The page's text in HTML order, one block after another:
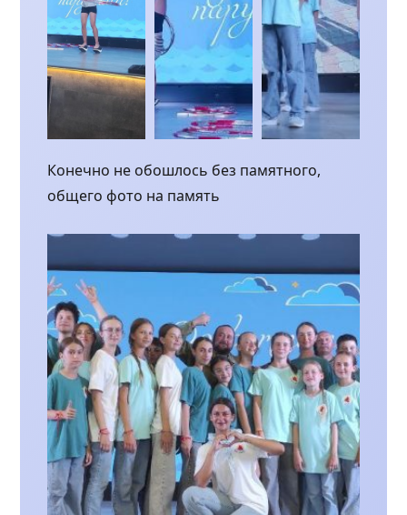
Конечно не обошлось без памятного,
общего фото на память